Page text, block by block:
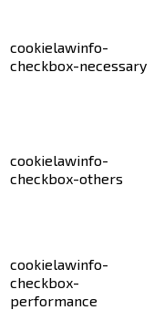
cookielawinfo-
checkbox-necessary
cookielawinfo-
checkbox-others
cookielawinfo-
checkbox-
performance